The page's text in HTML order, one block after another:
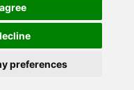
preferences